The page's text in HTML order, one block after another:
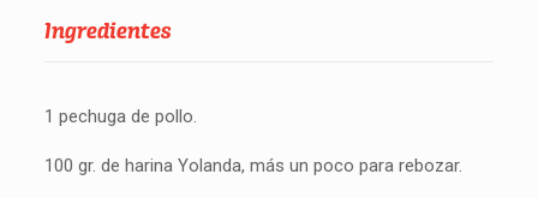
Ingredientes
1 pechuga de pollo.
100 gr. de harina Yolanda, más un poco para rebozar.